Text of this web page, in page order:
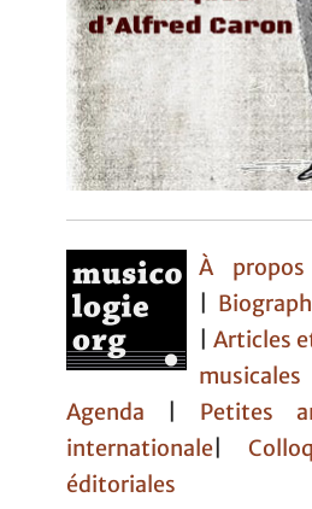
À
|Articles
musicales
Agenda
Petites
internationale
éditoriales